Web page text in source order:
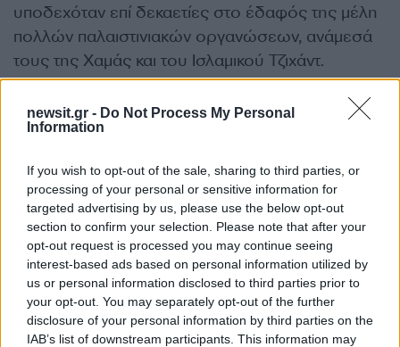
newsit.gr - Do Not Process My Personal
Information
If you wish to opt-out of the sale, sharing to third parties, or
processing of your personal or sensitive information for
targeted advertising by us, please use the below opt-out
section to confirm your selection. Please note that after your
opt-out request is processed you may continue seeing
interest-based ads based on personal information utilized by
us or personal information disclosed to third parties prior to
your opt-out. You may separately opt-out of the further
disclosure of your personal information by third parties on the
IAB’s list of downstream participants. This information may
υποδεχόταν επί δεκαετίες στο έδαφός της μέλη
πολλών παλαιστινιακών οργανώσεων, ανάμεσά
τους της Χαμάς και του Ισλαμικού Τζιχάντ.
Την ευθύνη για τα κέντρα κράτησης αυτά
έχουν
οι κουρδικές δυνάμεις της Συρίας,
Δυνάμεων.
Ο Ντόναλντ Τραμπ επρόκειτο στην συνέχεια να
συναντηθεί στο Ριάντ με τους ηγέτες και τους
εκπροσώπους του Συμβουλίου Συνεργασίας του
Κόλπου (Σαουδική Αραβία, Ηνωμένα Αραβικά
Εμιράτα, Κουβέιτ, Μπαχρέιν, Κατάρ και Ομάν).